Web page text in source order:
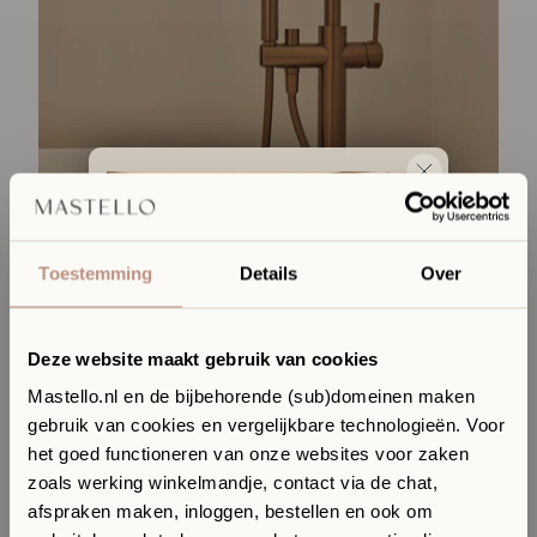
Toestemming Details Over
Deze website maakt gebruik van cookies
Mastello.nl en de bijbehorende (sub)domeinen maken
gebruik van cookies en vergelijkbare technologieën. Voor
het goed functioneren van onze websites voor zaken
zoals werking winkelmandje, contact via de chat,
afspraken maken, inloggen, bestellen en ook om
1.789,-
Ervaar jouw toekomstige
badkamer in onze Sanitair
Boutique